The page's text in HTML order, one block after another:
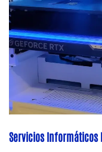
Servicios Informáticos